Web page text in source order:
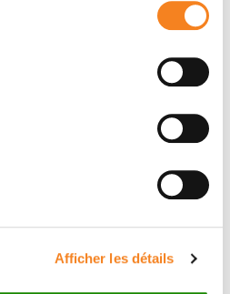
Afficher les détails
content cell-based